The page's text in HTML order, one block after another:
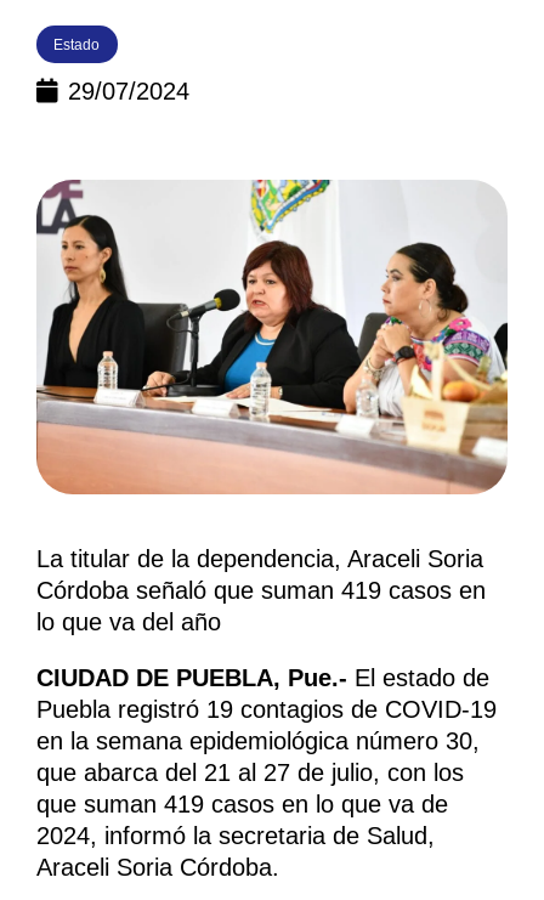
Estado
29/07/2024
La titular de la dependencia, Araceli Soria
Córdoba señaló que suman 419 casos en
lo que va del año
CIUDAD DE PUEBLA, Pue.- El estado de
Puebla registró 19 contagios de COVID-19
en la semana epidemiológica número 30,
que abarca del 21 al 27 de julio, con los
que suman 419 casos en lo que va de
2024, informó la secretaria de Salud,
Araceli Soria Córdoba.